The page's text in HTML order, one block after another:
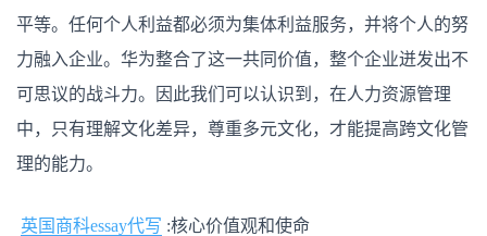
平等。任何个人利益都必须为集体利益服务，并将个人的努
力融入企业。华为整合了这一共同价值，整个企业迸发出不
可思议的战斗力。因此我们可以认识到，在人力资源管理
中，只有理解文化差异，尊重多元文化，才能提高跨文化管
理的能力。
英国商科essay代写 :核心价值观和使命